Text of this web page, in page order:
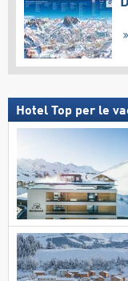
Hotel Top per le